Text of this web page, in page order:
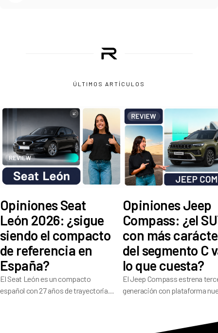
ÚLTIMOS ARTÍCULOS
Opiniones Seat
León 2026: ¿sigue
siendo el compacto
de referencia en
España?
El Seat León es un compacto
español con 27 años de trayectoria
Opiniones Jeep
Compass: ¿el
con más
del segmento C
lo que cuesta?
El Jeep Compass estrena
generación con plataforma
su historial pesa: ¿ha